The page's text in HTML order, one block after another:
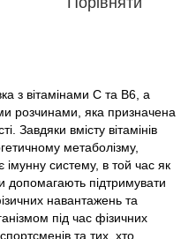
з вітамінами С та B6, а
розчинами, яка призначена
Завдяки вмісту вітамінів
метаболізму,
імунну систему, в той час як
допомагають підтримувати
навантажень та
під час фізичних
та тих, хто